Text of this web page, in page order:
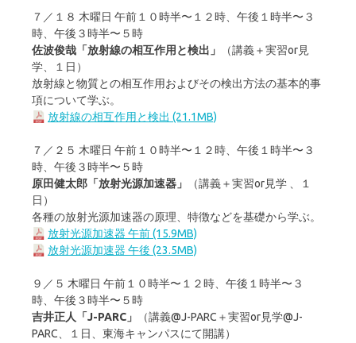
７／１８ 木曜日 午前１０時半〜１２時、午後１時半〜３
時、午後３時半〜５時
佐波俊哉「放射線の相互作用と検出」
（講義＋実習or見
学、１日）
放射線と物質との相互作用およびその検出方法の基本的事
項について学ぶ。
放射線の相互作用と検出 (21.1MB)
７／２５ 木曜日 午前１０時半〜１２時、午後１時半〜３
時、午後３時半〜５時
原田健太郎「放射光源加速器」
（講義＋実習or見学 、１
日）
各種の放射光源加速器の原理、特徴などを基礎から学ぶ。
放射光源加速器 午前 (15.9MB)
放射光源加速器 午後 (23.5MB)
９／５ 木曜日 午前１０時半〜１２時、午後１時半〜３
時、午後３時半〜５時
吉井正人「J-PARC」
（講義@J-PARC＋実習or見学@J-
PARC、１日、東海キャンパスにて開講）